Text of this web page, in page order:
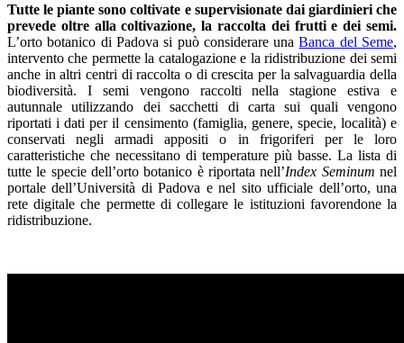
Tutte le piante sono coltivate e supervisionate dai giardinieri che
prevede oltre alla coltivazione, la raccolta dei frutti e dei semi.
L’orto botanico di Padova si può considerare unaBanca del Seme,
intervento che permette la catalogazione e la ridistribuzione dei semi
anche in altri centri di raccolta o di crescita per la salvaguardia della
biodiversità. I semi vengono raccolti nella stagione estiva e
autunnale utilizzando dei sacchetti di carta sui quali vengono
riportati i dati per il censimento (famiglia, genere, specie, località) e
conservati negli armadi appositi o in frigoriferi per le loro
caratteristiche che necessitano di temperature più basse. La lista di
tutte le specie dell’orto botanico è riportata nell’Index Seminum nel
portale dell’Università di Padova e nel sito ufficiale dell’orto, una
rete digitale che permette di collegare le istituzioni favorendone la
ridistribuzione.